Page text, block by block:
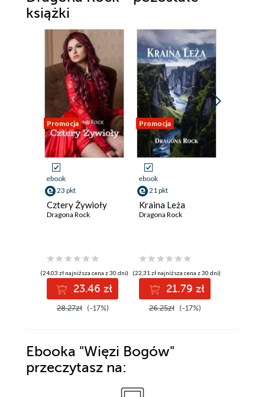
książki
Promocja
ebook
23 pkt
Cztery Żywioły
Dragona Rock
(24,03 zł najniższa cena z 30 dni)
23.46 zł
28.27zł (-17%)
Promocja
ebook
21 pkt
Kraina Leża
Dragona Rock
(22,31 zł najniższa cena z 30 dni)
21.79 zł
26.25zł (-17%)
Ebooka "Więzi Bogów"
przeczytasz na: